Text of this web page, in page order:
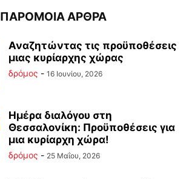
ΠΑΡΟΜΟΙΑ ΑΡΘΡΑ
Αναζητώντας τις προϋποθέσεις
μιας κυρίαρχης χώρας
δρόμος - 16 Ιουνίου, 2026
Ημέρα διαλόγου στη
Θεσσαλονίκη: Προϋποθέσεις για
μια κυρίαρχη χώρα!
δρόμος - 25 Μαΐου, 2026